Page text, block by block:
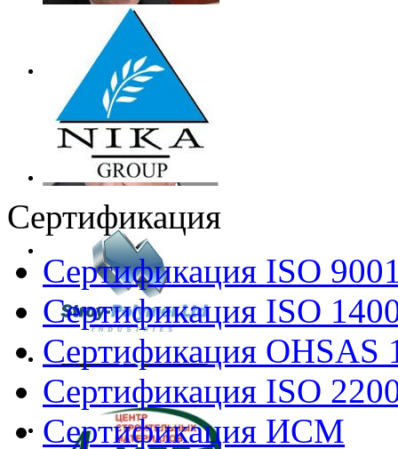
Сертификация
Сертификация ISO
Сертификация ISO
Сертификация OHSAS
Сертификация ISO
Сертификация ИСМ